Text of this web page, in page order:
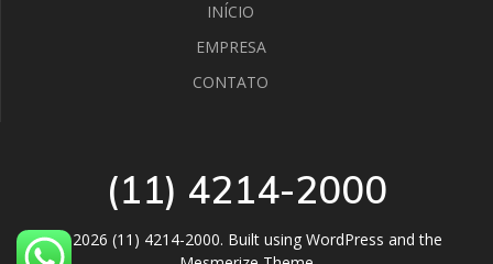
INÍCIO
EMPRESA
CONTATO
(11) 4214-2000
© 2026 (11) 4214-2000. Built using WordPress and the